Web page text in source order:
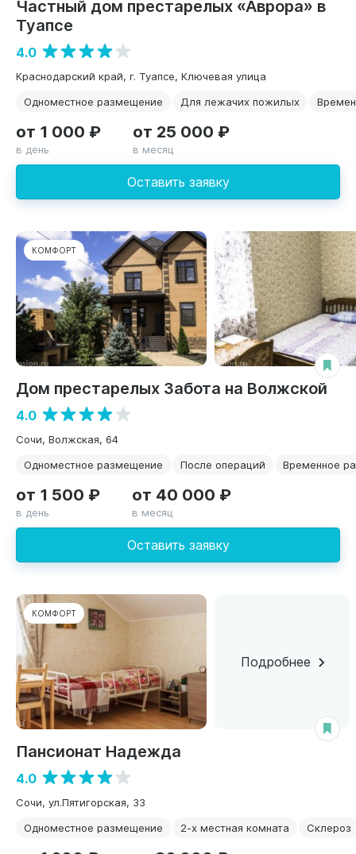
Частный дом престарелых «Аврора» в
Туапсе
4.0
Краснодарский край, г. Туапсе, Ключевая улица
Одноместное размещение
Для лежачих пожилых
Оставить заявку
от 1 000 ₽
в день
от 25 000 ₽
в месяц
КОМФОРТ
Дом престарелых Забота на Волжской
4.0
Сочи, ​Волжская, 64
Одноместное размещение
После операций Временное
Оставить заявку
от 1 500 ₽
в день
от 40 000 ₽
в месяц
КОМФОРТ
Подробнее
Пансионат Надежда
4.0
Сочи, ул.Пятигорская, 33
Одноместное размещение
2-х местная комната Склероз